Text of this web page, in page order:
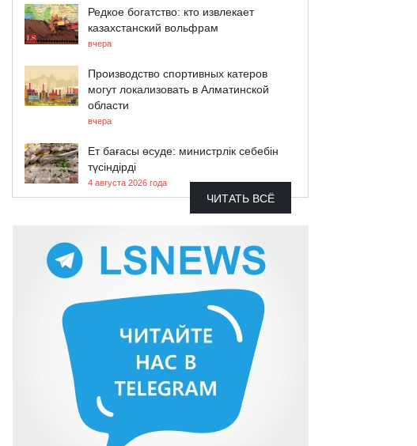
Редкое богатство: кто извлекает
казахстанский вольфрам
вчера
Производство спортивных катеров
могут локализовать в Алматинской
области
вчера
Ет бағасы өсуде: министрлік себебін
түсіндірді
4 августа 2026 года
ЧИТАТЬ ВСЁ